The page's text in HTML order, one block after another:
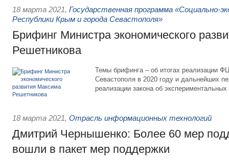
18 марта 2021, Государственная программа «Социально-
Республики Крым и города Севастополя»
Брифинг Министра экономического
Решетникова
Темы брифинга – об итогах реализации
Севастополя в 2020 году и дальнейших
реализации закона об
18 марта 2021, Отрасль информационных технологий
Дмитрий Чернышенко: Более 60 мер
вошли в пакет мер поддержки